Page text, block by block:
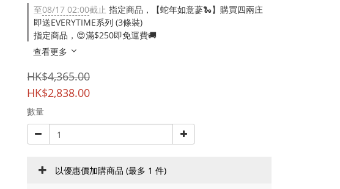
至08/17 02:00截止 指定商品，【蛇年如意蔘🐍】購買四兩庄
即送EVERYTIME系列 (3條裝)
指定商品，😍滿$250即免運費🚚
查看更多
HK$4,365.00
HK$2,838.00
數量
以優惠價加購商品 (最多 1 件)